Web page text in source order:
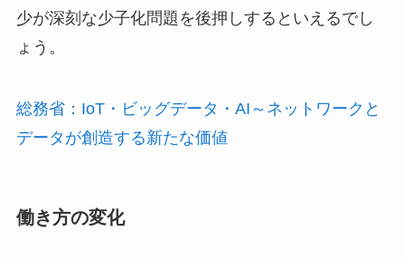
少が深刻な少子化問題を後押しするといえるでし
ょう。
総務省：IoT・ビッグデータ・AI～ネットワークと
データが創造する新たな価値
働き方の変化